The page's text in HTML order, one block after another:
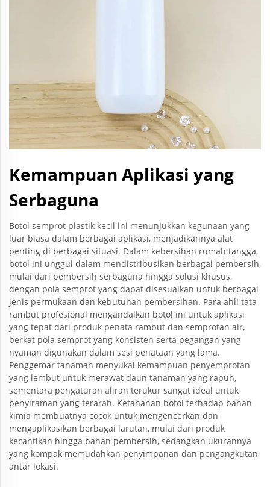
Kemampuan Aplikasi yang
Serbaguna
Botol semprot plastik kecil ini menunjukkan kegunaan yang
luar biasa dalam berbagai aplikasi, menjadikannya alat
penting di berbagai situasi. Dalam kebersihan rumah tangga,
botol ini unggul dalam mendistribusikan berbagai pembersih,
mulai dari pembersih serbaguna hingga solusi khusus,
dengan pola semprot yang dapat disesuaikan untuk berbagai
jenis permukaan dan kebutuhan pembersihan. Para ahli tata
rambut profesional mengandalkan botol ini untuk aplikasi
yang tepat dari produk penata rambut dan semprotan air,
berkat pola semprot yang konsisten serta pegangan yang
nyaman digunakan dalam sesi penataan yang lama.
Penggemar tanaman menyukai kemampuan penyemprotan
yang lembut untuk merawat daun tanaman yang rapuh,
sementara pengaturan aliran terukur sangat ideal untuk
penyiraman yang terarah. Ketahanan botol terhadap bahan
kimia membuatnya cocok untuk mengencerkan dan
mengaplikasikan berbagai larutan, mulai dari produk
kecantikan hingga bahan pembersih, sedangkan ukurannya
yang kompak memudahkan penyimpanan dan pengangkutan
antar lokasi.